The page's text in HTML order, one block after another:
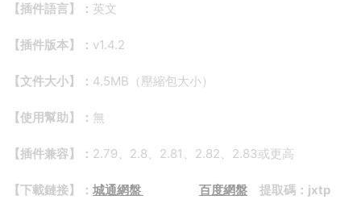
【插件語言】： 英文
【插件版本】： v1.4.2
【文件大小】： 4.5MB（壓縮包大小）
【使用幫助】： 無
【插件兼容】： 2.79、2.8、2.81、2.82、2.83或更高
【下載鏈接】： 城通網盤 百度網盤 提取碼：jxtp